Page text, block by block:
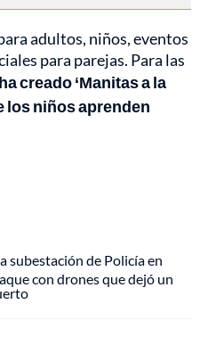
adultos, niños, eventos
para parejas. Para las
creado ‘Manitas a la
los niños aprenden
subestación de Policía en
con drones que dejó un